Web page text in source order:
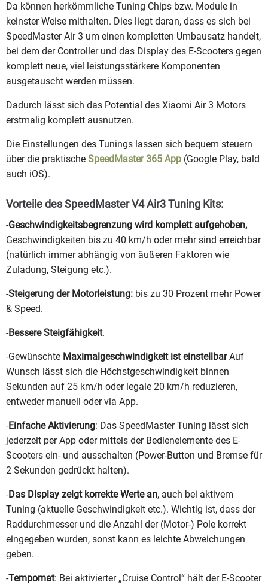
Da können herkömmliche Tuning Chips bzw. Module in
keinster Weise mithalten. Dies liegt daran, dass es sich bei
SpeedMaster Air 3 um einen kompletten Umbausatz handelt,
bei dem der Controller und das Display des E-Scooters gegen
komplett neue, viel leistungsstärkere Komponenten
ausgetauscht werden müssen.
Dadurch lässt sich das Potential des Xiaomi Air 3 Motors
erstmalig komplett ausnutzen.
Die Einstellungen des Tunings lassen sich bequem steuern
über die praktische SpeedMaster 365 App (Google Play, bald
auch iOS).
Vorteile des SpeedMaster V4 Air3 Tuning Kits:
-Geschwindigkeitsbegrenzung wird komplett aufgehoben,
Geschwindigkeiten bis zu 40 km/h oder mehr sind erreichbar
(natürlich immer abhängig von äußeren Faktoren wie
Zuladung, Steigung etc.).
-Steigerung der Motorleistung: bis zu 30 Prozent mehr Power
& Speed.
-Bessere Steigfähigkeit.
-Gewünschte Maximalgeschwindigkeit ist einstellbarAuf
Wunsch lässt sich die Höchstgeschwindigkeit binnen
Sekunden auf 25 km/h oder legale 20 km/h reduzieren,
entweder manuell oder via App.
-Einfache Aktivierung: Das SpeedMaster Tuning lässt sich
jederzeit per App oder mittels der Bedienelemente des E-
Scooters ein- und ausschalten (Power-Button und Bremse für
2 Sekunden gedrückt halten).
-Das Display zeigt korrekte Werte an, auch bei aktivem
Tuning (aktuelle Geschwindigkeit etc.). Wichtig ist, dass der
Raddurchmesser und die Anzahl der (Motor-) Pole korrekt
eingegeben wurden, sonst kann es leichte Abweichungen
geben.
-Tempomat: Bei aktivierter „Cruise Control“ hält der E-Scooter